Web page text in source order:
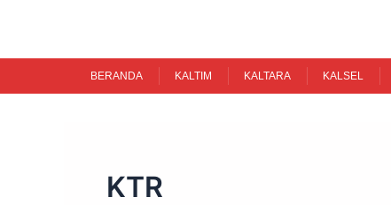
content
BERANDA KALTIM KALTARA KALSEL
KTR